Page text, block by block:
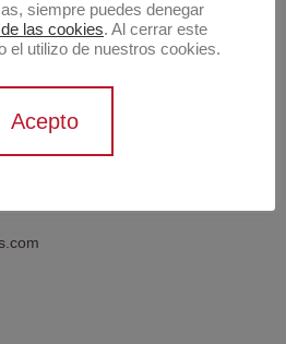
siempre puedes denegar
las cookies. Al cerrar este
el utilizo de nuestros cookies.
Acepto